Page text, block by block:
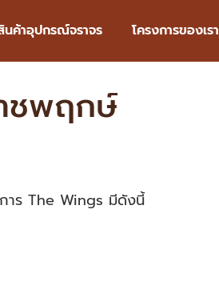
นค้าอุปกรณ์จราจร โครงการของเรา
ชพฤกษ์
าร The Wings มีดังนี้